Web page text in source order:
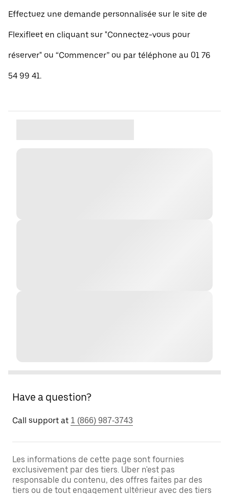
Effectuez une demande personnalisée sur le site de
Flexifleet en cliquant sur "Connectez-vous pour
réserver" ou “Commencer” ou par téléphone au 01 76
54 99 41.
Have a question?
Call support at 1 (866) 987-3743
Les informations de cette page sont fournies
exclusivement par des tiers. Uber n'est pas
responsable du contenu, des offres faites par des
tiers ou de tout engagement ultérieur avec des tiers